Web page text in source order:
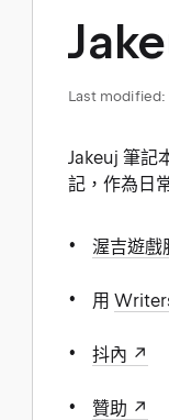
Last modified:
Jakeuj 筆記
記，作為日
渥吉遊
用
抖內
贊助